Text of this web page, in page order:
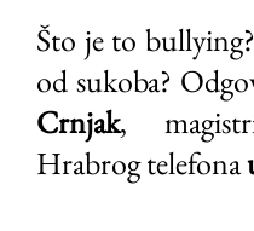
Što je to
od sukoba?
Crnjak,
Hrabrog telefona